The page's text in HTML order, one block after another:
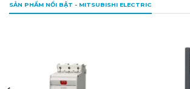
SẢN PHẨM NỔI BẬT - MITSUBISHI ELECTRIC